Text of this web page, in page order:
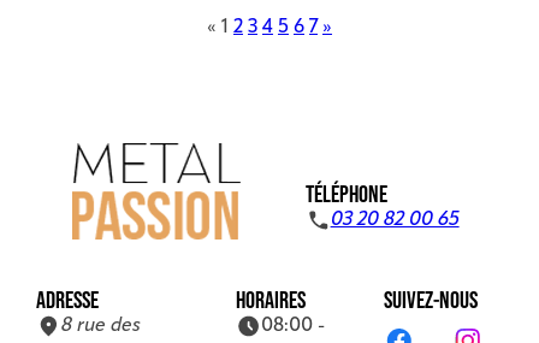
« 1 2 3 4 5 6 7 »
TÉLÉPHONE
03 20 82 00 65
ADRESSE
8 rue des
HORAIRES
08:00 -
SUIVEZ-NOUS